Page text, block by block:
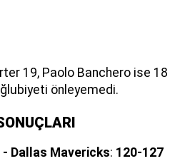
19, Paolo Banchero ise 18
önleyemedi.
Dallas Mavericks: 120-127